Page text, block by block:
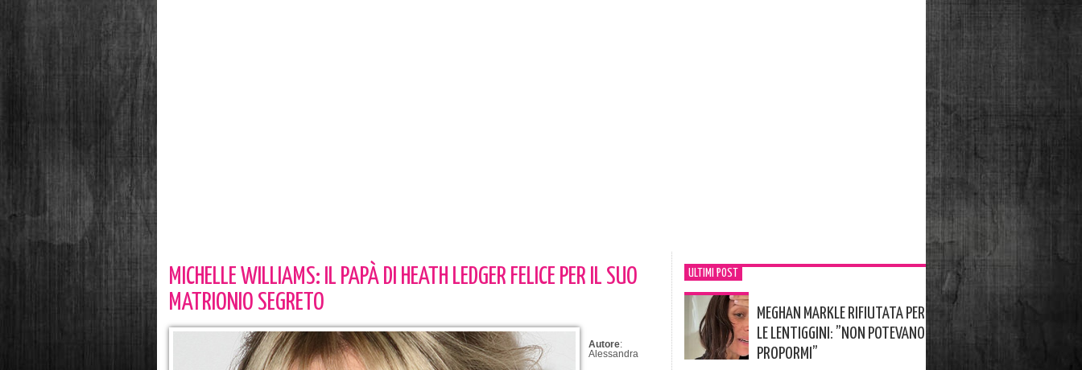
MICHELLE WILLIAMS: IL PAPÀ DI HEATH LEDGER FELICE PER IL SUO
MATRIONIO SEGRETO
Autore:
Alessandra
ULTIMI POST
MEGHAN MARKLE RIFIUTATA PER
LE LENTIGGINI: ”NON POTEVANO
PROPORMI”